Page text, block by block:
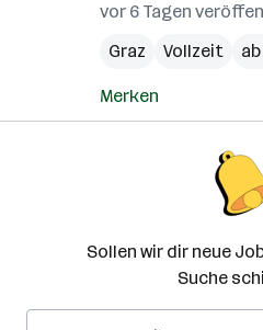
vor 6 Tagen
Graz
Vollzeit
Merken
Sollen wir dir neue
Suche